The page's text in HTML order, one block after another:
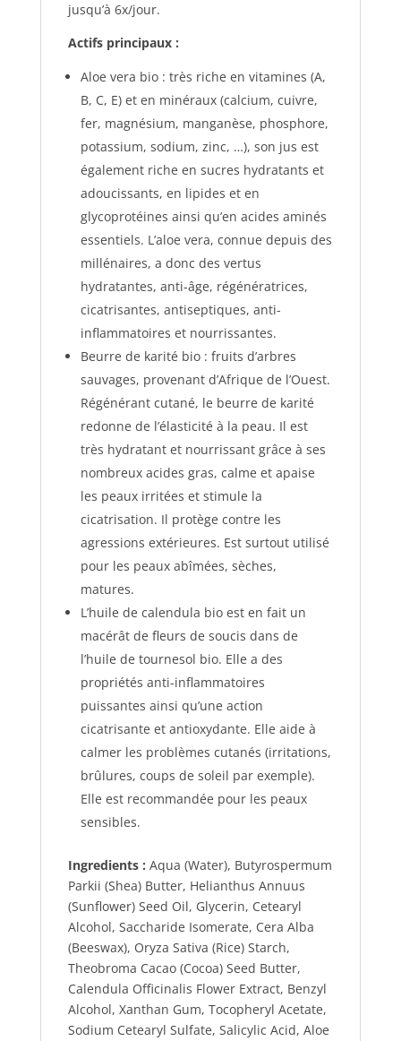
jusqu’à 6x/jour.
Actifs principaux :
Aloe vera bio : très riche en vitamines (A,
B, C, E) et en minéraux (calcium, cuivre,
fer, magnésium, manganèse, phosphore,
potassium, sodium, zinc, …), son jus est
également riche en sucres hydratants et
adoucissants, en lipides et en
glycoprotéines ainsi qu’en acides aminés
essentiels. L’aloe vera, connue depuis des
millénaires, a donc des vertus
hydratantes, anti-âge, régénératrices,
cicatrisantes, antiseptiques, anti-
inflammatoires et nourrissantes.
Beurre de karité bio : fruits d’arbres
sauvages, provenant d’Afrique de l’Ouest.
Régénérant cutané, le beurre de karité
redonne de l’élasticité à la peau. Il est
très hydratant et nourrissant grâce à ses
nombreux acides gras, calme et apaise
les peaux irritées et stimule la
cicatrisation. Il protège contre les
agressions extérieures. Est surtout utilisé
pour les peaux abîmées, sèches,
matures.
L’huile de calendula bio est en fait un
macérât de fleurs de soucis dans de
l’huile de tournesol bio. Elle a des
propriétés anti-inflammatoires
puissantes ainsi qu’une action
cicatrisante et antioxydante. Elle aide à
calmer les problèmes cutanés (irritations,
brûlures, coups de soleil par exemple).
Elle est recommandée pour les peaux
sensibles.
Ingredients : Aqua (Water), Butyrospermum
Parkii (Shea) Butter, Helianthus Annuus
(Sunflower) Seed Oil, Glycerin, Cetearyl
Alcohol, Saccharide Isomerate, Cera Alba
(Beeswax), Oryza Sativa (Rice) Starch,
Theobroma Cacao (Cocoa) Seed Butter,
Calendula Officinalis Flower Extract, Benzyl
Alcohol, Xanthan Gum, Tocopheryl Acetate,
Sodium Cetearyl Sulfate, Salicylic Acid, Aloe